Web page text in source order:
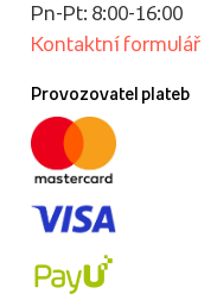
Pn-Pt: 8:00-16:00
Kontaktní formulář
Provozovatel plateb